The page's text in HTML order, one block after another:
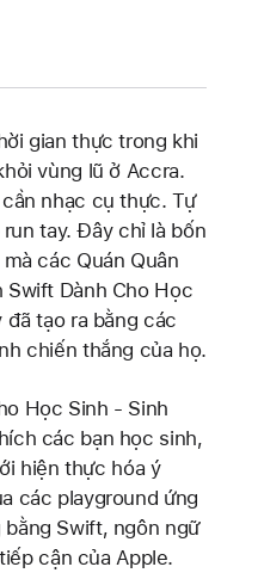
gian thực trong khi
vùng lũ ở Accra.
nhạc cụ thực. Tự
tay. Đây chỉ là bốn
các Quán Quân
Swift Dành Cho Học
đã tạo ra bằng các
chiến thắng của họ.
Học Sinh - Sinh
các bạn học sinh,
hiện thực hóa ý
các playground ứng
Swift, ngôn ngữ
cận của Apple.